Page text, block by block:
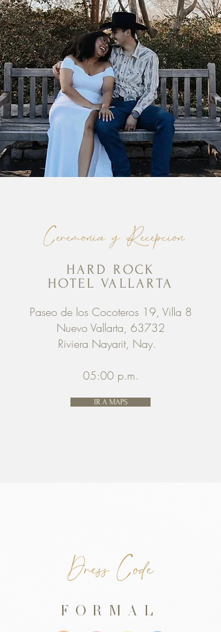
Ceremonia y Recepcion
HARD ROCK
HOTEL VALLARTA
Paseo de los Cocoteros 19, Villa 8
Nuevo Vallarta, 63732
Riviera Nayarit, Nay.
05:00 p.m.
IR A MAPS
Dress Code
FORMAL